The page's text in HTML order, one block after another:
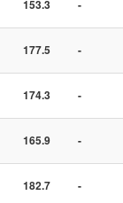
153.3 -
177.5 -
174.3 -
165.9 -
182.7 -